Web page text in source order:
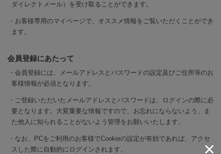
ダイレクトメール）を受け取ることができます。
お客様専用のマイページで、オススメ情報をご覧いただくことができ
ます。
会員登録にあたって
会員登録には、メールアドレスとパスワードの設定及びご住所等のお
客様情報が必須となります。
ご登録いただいたメールアドレスとパスワードは、ログインの際に必
要となります。大変重要な情報ですので、お忘れにならないよう、ま
た他人に知られることがないよう管理をお願いいたします。
なお、PCをご利用のお客様でCookieの設定が有効であれば、アクセ
スした際に自動的にログインされます。